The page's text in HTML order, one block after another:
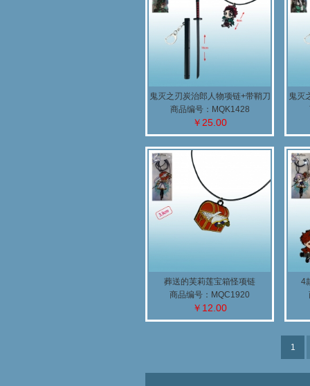
鬼灭之刃炭治郎人物项链+带鞘刀
扣
商品编号：MQK1428
￥25.00
鬼灭
葬送的芙莉莲宝箱怪项链
商品编号：MQC1920
￥12.00
4
1